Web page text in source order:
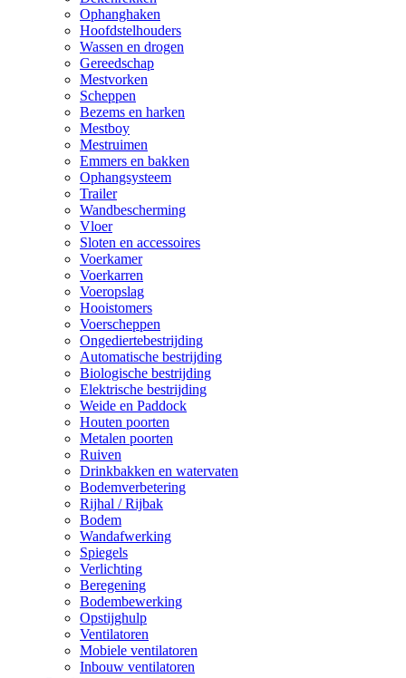
Ophanghaken
Hoofdstelhouders
Wassen en drogen
Gereedschap
Mestvorken
Scheppen
Bezems en harken
Mestboy
Mestruimen
Emmers en bakken
Ophangsysteem
Trailer
Wandbescherming
Vloer
Sloten en accessoires
Voerkamer
Voerkarren
Voeropslag
Hooistomers
Voerscheppen
Ongediertebestrijding
Automatische bestrijding
Biologische bestrijding
Elektrische bestrijding
Weide en Paddock
Houten poorten
Metalen poorten
Ruiven
Drinkbakken en watervaten
Bodemverbetering
Rijhal / Rijbak
Bodem
Wandafwerking
Spiegels
Verlichting
Beregening
Bodembewerking
Opstijghulp
Ventilatoren
Mobiele ventilatoren
Inbouw ventilatoren